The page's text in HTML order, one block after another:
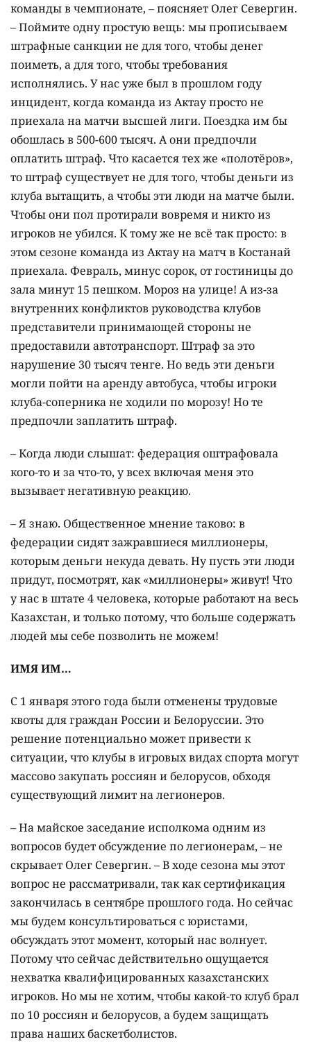
команды в чемпионате, – поясняет Олег Севергин.
– Поймите одну простую вещь: мы прописываем
штрафные санкции не для того, чтобы денег
поиметь, а для того, чтобы требования
исполнялись. У нас уже был в прошлом году
инцидент, когда команда из Актау просто не
приехала на матчи высшей лиги. Поездка им бы
обошлась в 500-600 тысяч. А они предпочли
оплатить штраф. Что касается тех же «полотёров»,
то штраф существует не для того, чтобы деньги из
клуба вытащить, а чтобы эти люди на матче были.
Чтобы они пол протирали вовремя и никто из
игроков не убился. К тому же не всё так просто: в
этом сезоне команда из Актау на матч в Костанай
приехала. Февраль, минус сорок, от гостиницы до
зала минут 15 пешком. Мороз на улице! А из-за
внутренних конфликтов руководства клубов
представители принимающей стороны не
предоставили автотранспорт. Штраф за это
нарушение 30 тысяч тенге. Но ведь эти деньги
могли пойти на аренду автобуса, чтобы игроки
клуба-соперника не ходили по морозу! Но те
предпочли заплатить штраф.
– Когда люди слышат: федерация оштрафовала
кого-то и за что-то, у всех включая меня это
вызывает негативную реакцию.
– Я знаю. Общественное мнение таково: в
федерации сидят зажравшиеся миллионеры,
которым деньги некуда девать. Ну пусть эти люди
придут, посмотрят, как «миллионеры» живут! Что
у нас в штате 4 человека, которые работают на весь
Казахстан, и только потому, что больше содержать
людей мы себе позволить не можем!
ИМЯ ИМ…
С 1 января этого года были отменены трудовые
квоты для граждан России и Белоруссии. Это
решение потенциально может привести к
ситуации, что клубы в игровых видах спорта могут
массово закупать россиян и белорусов, обходя
существующий лимит на легионеров.
– На майское заседание исполкома одним из
вопросов будет обсуждение по легионерам, – не
скрывает Олег Севергин. – В ходе сезона мы этот
вопрос не рассматривали, так как сертификация
закончилась в сентябре прошлого года. Но сейчас
мы будем консультироваться с юристами,
обсуждать этот момент, который нас волнует.
Потому что сейчас действительно ощущается
нехватка квалифицированных казахстанских
игроков. Но мы не хотим, чтобы какой-то клуб брал
по 10 россиян и белорусов, а будем защищать
права наших баскетболистов.